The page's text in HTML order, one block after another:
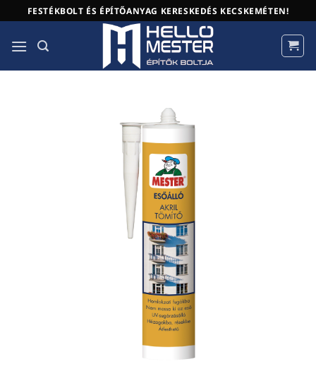
to
content
FESTÉKBOLT ÉS ÉPÍTŐANYAG KERESKEDÉS KECSKEMÉTEN!